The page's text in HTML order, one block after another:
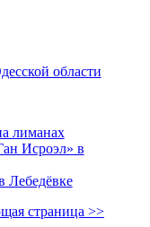
области
лиманах
Исроэл» в
Лебедёвке
страница >>